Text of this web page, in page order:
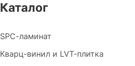
Каталог
SPC-ламинат
Кварц-винил и LVT-плитка